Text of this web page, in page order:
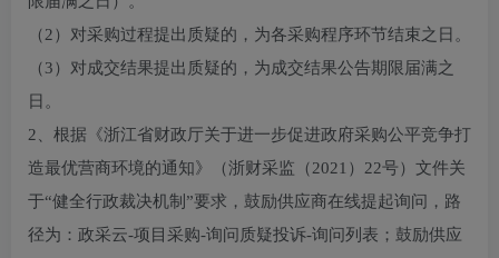
（2）对采购过程提出质疑的，为各采购程序环节结束之日。
（3）对成交结果提出质疑的，为成交结果公告期限届满之
日。
2、根据《浙江省财政厅关于进一步促进政府采购公平竞争打
造最优营商环境的通知》（浙财采监（2021）22号）文件关
于“健全行政裁决机制”要求，鼓励供应商在线提起询问，路
径为：政采云-项目采购-询问质疑投诉-询问列表；鼓励供应